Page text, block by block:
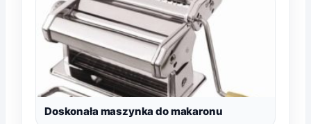
Doskonała maszynka do makaronu